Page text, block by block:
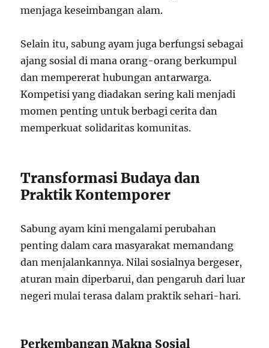
menjaga keseimbangan alam.
Selain itu, sabung ayam juga berfungsi sebagai
ajang sosial di mana orang-orang berkumpul
dan mempererat hubungan antarwarga.
Kompetisi yang diadakan sering kali menjadi
momen penting untuk berbagi cerita dan
memperkuat solidaritas komunitas.
Transformasi Budaya dan
Praktik Kontemporer
Sabung ayam kini mengalami perubahan
penting dalam cara masyarakat memandang
dan menjalankannya. Nilai sosialnya bergeser,
aturan main diperbarui, dan pengaruh dari luar
negeri mulai terasa dalam praktik sehari-hari.
Perkembangan Makna Sosial